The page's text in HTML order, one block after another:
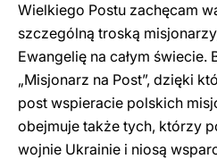
Wielkiego Postu zachęcam
szczególną troską
Ewangelię na całym świecie.
„Misjonarz na Post”, dzięki
post wspieracie polskich
obejmuje także tych, którzy
wojnie Ukrainie i niosą